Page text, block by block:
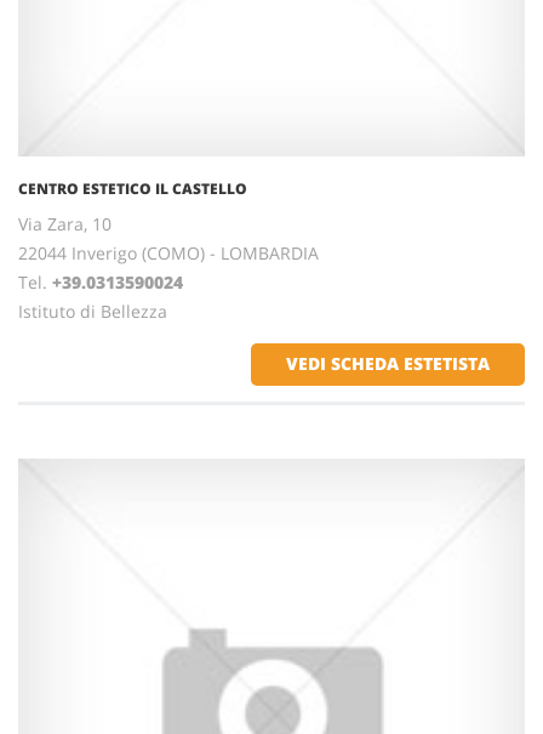
CENTRO ESTETICO IL CASTELLO
Via Zara, 10
22044 Inverigo (COMO) - LOMBARDIA
Tel. +39.0313590024
Istituto di Bellezza
VEDI SCHEDA ESTETISTA